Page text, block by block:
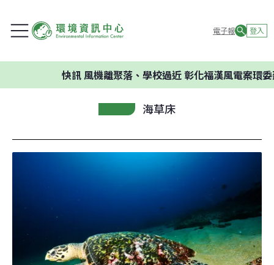
電子報 登入
風機離聚落、學校過近 彰化福漢風電案環委建議不應
海草床